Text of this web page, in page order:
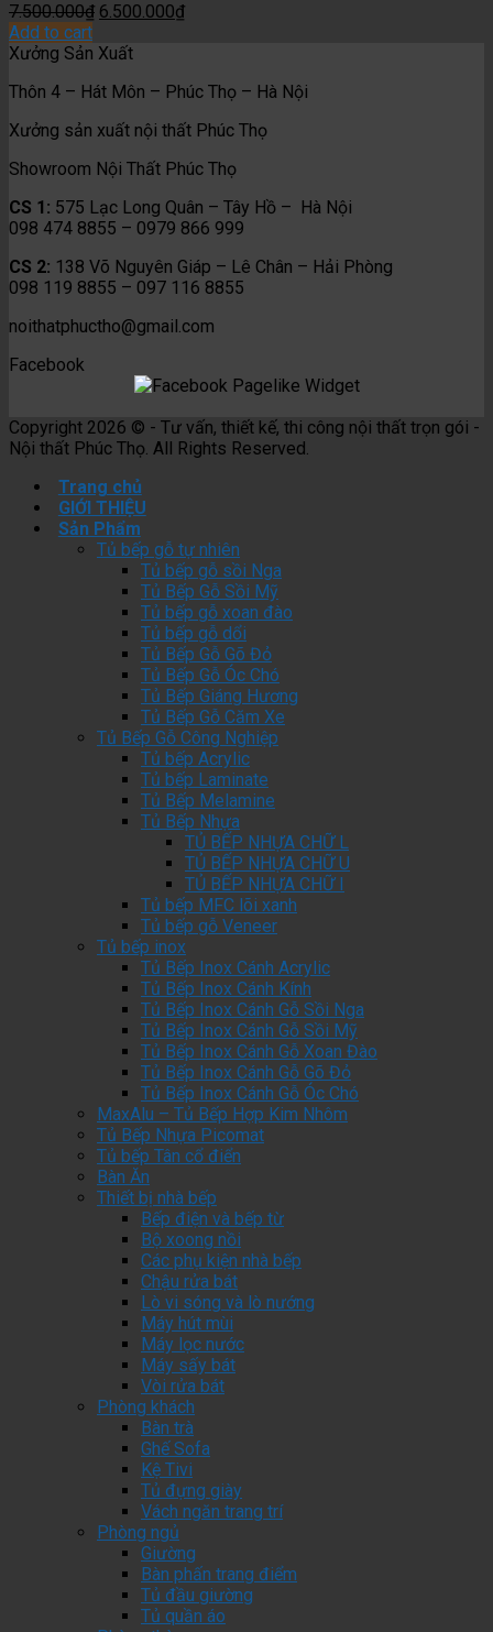
7.500.000₫ 6.500.000₫
Add to cart
Xưởng Sản Xuất
Thôn 4 – Hát Môn – Phúc Thọ – Hà Nội
Xưởng sản xuất nội thất Phúc Thọ
Showroom Nội Thất Phúc Thọ
CS 1: 575 Lạc Long Quân – Tây Hồ – Hà Nội
098 474 8855 – 0979 866 999
CS 2: 138 Võ Nguyên Giáp – Lê Chân – Hải Phòng
098 119 8855 – 097 116 8855
noithatphuctho@gmail.com
Facebook
Copyright 2026 © - Tư vấn, thiết kế, thi công nội thất trọn gói -
Nội thất Phúc Thọ. All Rights Reserved.
Trang chủ
GIỚI THIỆU
Sản Phẩm
Tủ bếp gỗ tự nhiên
Tủ bếp gỗ sồi Nga
Tủ Bếp Gỗ Sồi Mỹ
Tủ bếp gỗ xoan đào
Tủ bếp gỗ dổi
Tủ Bếp Gỗ Gõ Đỏ
Tủ Bếp Gỗ Óc Chó
Tủ Bếp Giáng Hương
Tủ Bếp Gỗ Căm Xe
Tủ Bếp Gỗ Công Nghiệp
Tủ bếp Acrylic
Tủ bếp Laminate
Tủ Bếp Melamine
Tủ Bếp Nhựa
TỦ BẾP NHỰA CHỮ L
TỦ BẾP NHỰA CHỮ U
TỦ BẾP NHỰA CHỮ I
Tủ bếp MFC lõi xanh
Tủ bếp gỗ Veneer
Tủ bếp inox
Tủ Bếp Inox Cánh Acrylic
Tủ Bếp Inox Cánh Kính
Tủ Bếp Inox Cánh Gỗ Sồi Nga
Tủ Bếp Inox Cánh Gỗ Sồi Mỹ
Tủ Bếp Inox Cánh Gỗ Xoan Đào
Tủ Bếp Inox Cánh Gỗ Gõ Đỏ
Tủ Bếp Inox Cánh Gỗ Óc Chó
MaxAlu – Tủ Bếp Hợp Kim Nhôm
Tủ Bếp Nhựa Picomat
Tủ bếp Tân cổ điển
Bàn Ăn
Thiết bị nhà bếp
Bếp điện và bếp từ
Bộ xoong nồi
Các phụ kiện nhà bếp
Chậu rửa bát
Lò vi sóng và lò nướng
Máy hút mùi
Máy lọc nước
Máy sấy bát
Vòi rửa bát
Phòng khách
Bàn trà
Ghế Sofa
Kệ Tivi
Tủ đựng giày
Vách ngăn trang trí
Phòng ngủ
Giường
Bàn phấn trang điểm
Tủ đầu giường
Tủ quần áo